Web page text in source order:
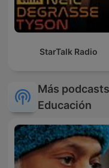
StarTalk Radio
Más
Educación